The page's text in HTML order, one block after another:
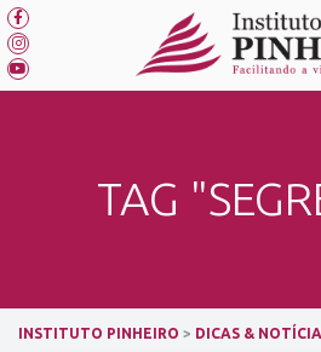
Skip
to
content
TAG
INSTITUTO PINHEIRO > DICAS &